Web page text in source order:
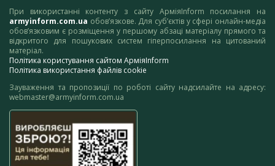
При використанні контенту з сайту АрміяInform посилання на
armyinform.com.ua обов’язкове. Для суб’єктів у сфері онлайн-медіа
обов’язковим є розміщення у першому абзаці матеріалу прямого та
відкритого для пошукових систем гіперпосилання на цитований
матеріал.
Політика користування сайтом АрміяInform
Політика використання файлів cookie
Зауваження та пропозиції по роботі сайту надсилайте на адресу:
webmaster@armyinform.com.ua